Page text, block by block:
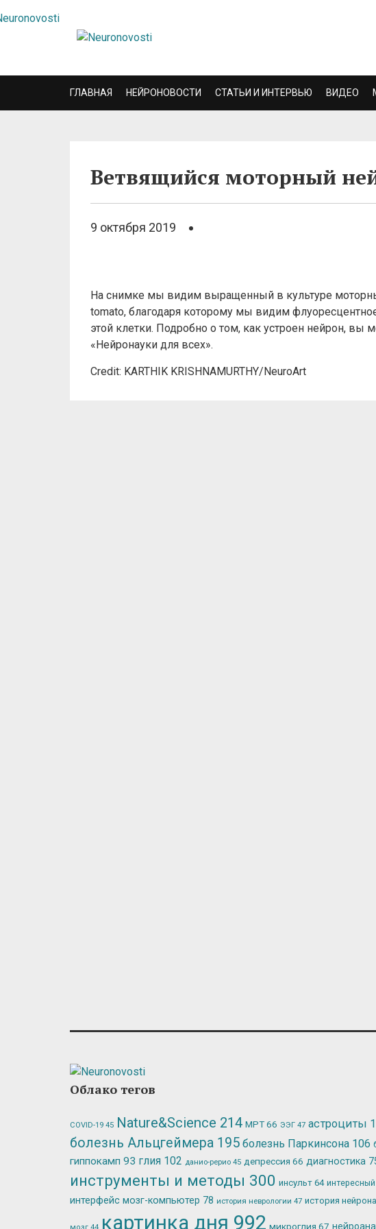
ГЛАВНАЯ НЕЙРОНОВОСТИ СТАТЬИ И ИНТЕРВЬЮ ВИДЕО
Ветвящийся моторный
9 октября 2019
На снимке мы видим выращенный в культуре
tomato, благодаря которому мы видим
этой клетки. Подробно о том, как устроен нейрон, вы
«Нейронауки для всех».
Сredit: KARTHIK KRISHNAMURTHY/NeuroArt
Облако тегов
COVID-19 45 Nature&Science 214 МРТ66 ЭЭГ 47 астроциты
болезнь Альцгеймера 195 болезнь Паркинсона 106
гиппокамп 93 глия 102 данио-рерио 45 депрессия 66 диагностика
инструменты и методы 300 инсульт 64
интерфейс мозг-компьютер 78 история неврологии 47 история
мозг 44 картинка дня 992 микроглия 67